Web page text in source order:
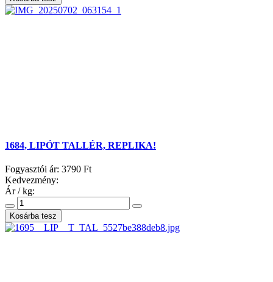
1684, LIPÓT TALLÉR, REPLIKA!
Fogyasztói ár: 3790 Ft
Kedvezmény:
Ár / kg: